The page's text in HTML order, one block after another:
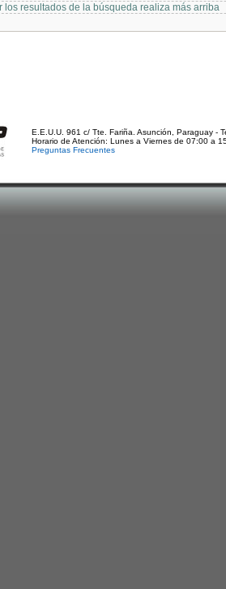
los resultados de la búsqueda realiza más arriba
E.E.U.U. 961 c/ Tte. Fariña. Asunción, Paraguay -
Horario de Atención: Lunes a Viernes de 07:00 a
Preguntas Frecuentes